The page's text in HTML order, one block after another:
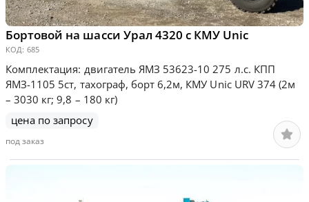
Бортовой на шасси Урал 4320 с КМУ Unic
КОД: 685
Комплектация: двигатель ЯМЗ 53623-10 275 л.с. КПП
ЯМЗ-1105 5ст, тахограф, борт 6,2м, КМУ Unic URV 374 (2м
– 3030 кг; 9,8 – 180 кг)
цена по запросу
под заказ